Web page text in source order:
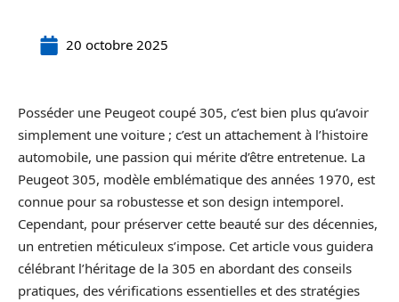
20 octobre 2025
Posséder une Peugeot coupé 305, c’est bien plus qu’avoir
simplement une voiture ; c’est un attachement à l’histoire
automobile, une passion qui mérite d’être entretenue. La
Peugeot 305, modèle emblématique des années 1970, est
connue pour sa robustesse et son design intemporel.
Cependant, pour préserver cette beauté sur des décennies,
un entretien méticuleux s’impose. Cet article vous guidera
célébrant l’héritage de la 305 en abordant des conseils
pratiques, des vérifications essentielles et des stratégies